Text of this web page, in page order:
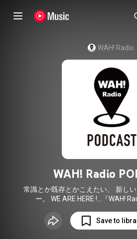
WAH! Radio
WAH! Radio
常識とか既存とかこえたい、 新し
アート、デザイン、ライフスタイル
なソーシャルアクションをシェアし
Save to